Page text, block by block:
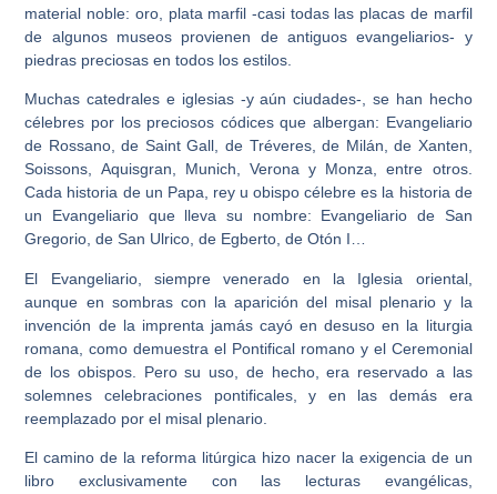
material noble: oro, plata marfil -casi todas las placas de marfil
de algunos museos provienen de antiguos evangeliarios- y
piedras preciosas en todos los estilos.
Muchas catedrales e iglesias -y aún ciudades-, se han hecho
célebres por los preciosos códices que albergan: Evangeliario
de Rossano, de Saint Gall, de Tréveres, de Milán, de Xanten,
Soissons, Aquisgran, Munich, Verona y Monza, entre otros.
Cada historia de un Papa, rey u obispo célebre es la historia de
un Evangeliario que lleva su nombre: Evangeliario de San
Gregorio, de San Ulrico, de Egberto, de Otón I…
El Evangeliario, siempre venerado en la Iglesia oriental,
aunque en sombras con la aparición del misal plenario y la
invención de la imprenta jamás cayó en desuso en la liturgia
romana, como demuestra el Pontifical romano y el Ceremonial
de los obispos. Pero su uso, de hecho, era reservado a las
solemnes celebraciones pontificales, y en las demás era
reemplazado por el misal plenario.
El camino de la reforma litúrgica hizo nacer la exigencia de un
libro exclusivamente con las lecturas evangélicas,